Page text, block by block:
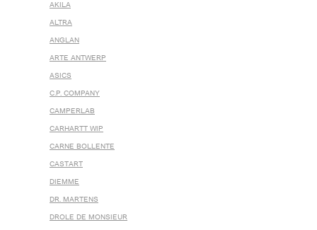
AKILA
ALTRA
ANGLAN
ARTE ANTWERP
ASICS
C.P. COMPANY
CAMPERLAB
CARHARTT WIP
CARNE BOLLENTE
CASTART
DIEMME
DR. MARTENS
DROLE DE MONSIEUR